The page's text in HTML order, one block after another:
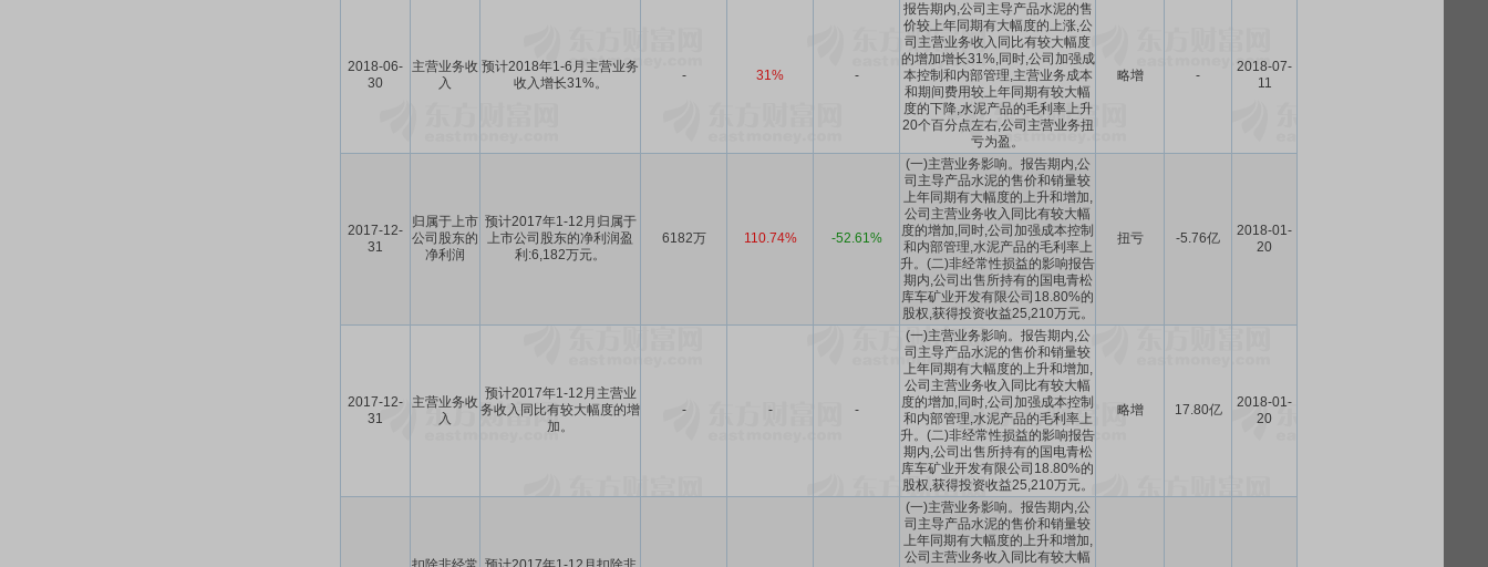
2018-06-
30
主营业务收
入
预计2018年1-6月主营业务
收入增长31%。
- 31% -
报告期内,公司主导产品水泥的售
价较上年同期有大幅度的上涨,公
司主营业务收入同比有较大幅度
的增加增长31%,同时,公司加强成
本控制和内部管理,主营业务成本
和期间费用较上年同期有较大幅
度的下降,水泥产品的毛利率上升
20个百分点左右,公司主营业务扭
亏为盈。
略增 -
2018-07-
11
2017-12-
31
归属于上市
公司股东的
净利润
预计2017年1-12月归属于
上市公司股东的净利润盈
利:6,182万元。
6182万 110.74% -52.61%
(一)主营业务影响。报告期内,公
司主导产品水泥的售价和销量较
上年同期有大幅度的上升和增加,
公司主营业务收入同比有较大幅
度的增加,同时,公司加强成本控制
和内部管理,水泥产品的毛利率上
升。(二)非经常性损益的影响报告
期内,公司出售所持有的国电青松
库车矿业开发有限公司18.80%的
股权,获得投资收益25,210万元。
扭亏 -5.76亿
2018-01-
20
2017-12-
31
主营业务收
入
预计2017年1-12月主营业
务收入同比有较大幅度的增
加。
- - -
(一)主营业务影响。报告期内,公
司主导产品水泥的售价和销量较
上年同期有大幅度的上升和增加,
公司主营业务收入同比有较大幅
度的增加,同时,公司加强成本控制
和内部管理,水泥产品的毛利率上
升。(二)非经常性损益的影响报告
期内,公司出售所持有的国电青松
库车矿业开发有限公司18.80%的
股权,获得投资收益25,210万元。
略增 17.80亿
2018-01-
20
(一)主营业务影响。报告期内,公
司主导产品水泥的售价和销量较
上年同期有大幅度的上升和增加,
公司主营业务收入同比有较大幅